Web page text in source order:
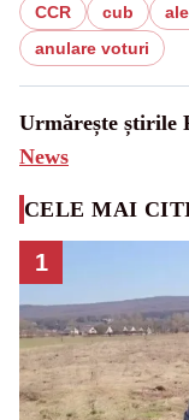
CCR cub
anulare voturi
Urmărește știrile
News
CELE MAI
1